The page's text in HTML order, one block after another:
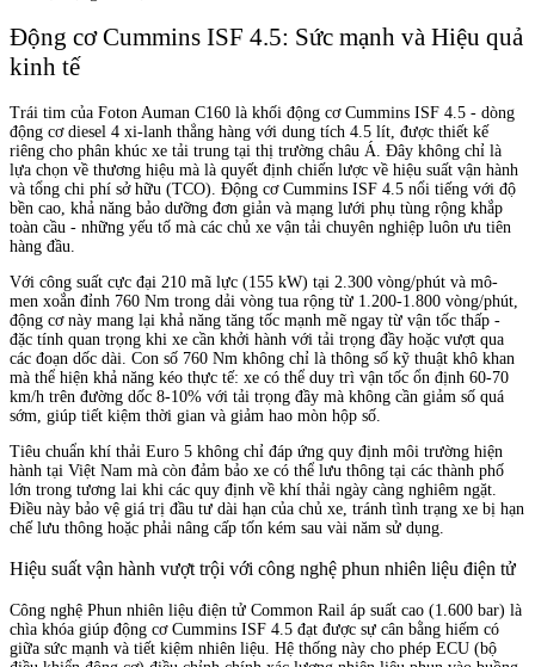
Động cơ Cummins ISF 4.5: Sức mạnh và Hiệu quả
kinh tế
Trái tim của Foton Auman C160 là khối động cơ Cummins ISF 4.5 - dòng
động cơ diesel 4 xi-lanh thẳng hàng với dung tích 4.5 lít, được thiết kế
riêng cho phân khúc xe tải trung tại thị trường châu Á. Đây không chỉ là
lựa chọn về thương hiệu mà là quyết định chiến lược về hiệu suất vận hành
và tổng chi phí sở hữu (TCO). Động cơ Cummins ISF 4.5 nổi tiếng với độ
bền cao, khả năng bảo dưỡng đơn giản và mạng lưới phụ tùng rộng khắp
toàn cầu - những yếu tố mà các chủ xe vận tải chuyên nghiệp luôn ưu tiên
hàng đầu.
Với công suất cực đại 210 mã lực (155 kW) tại 2.300 vòng/phút và mô-
men xoắn đỉnh 760 Nm trong dải vòng tua rộng từ 1.200-1.800 vòng/phút,
động cơ này mang lại khả năng tăng tốc mạnh mẽ ngay từ vận tốc thấp -
đặc tính quan trọng khi xe cần khởi hành với tải trọng đầy hoặc vượt qua
các đoạn dốc dài. Con số 760 Nm không chỉ là thông số kỹ thuật khô khan
mà thể hiện khả năng kéo thực tế: xe có thể duy trì vận tốc ổn định 60-70
km/h trên đường dốc 8-10% với tải trọng đầy mà không cần giảm số quá
sớm, giúp tiết kiệm thời gian và giảm hao mòn hộp số.
Tiêu chuẩn khí thải Euro 5 không chỉ đáp ứng quy định môi trường hiện
hành tại Việt Nam mà còn đảm bảo xe có thể lưu thông tại các thành phố
lớn trong tương lai khi các quy định về khí thải ngày càng nghiêm ngặt.
Điều này bảo vệ giá trị đầu tư dài hạn của chủ xe, tránh tình trạng xe bị hạn
chế lưu thông hoặc phải nâng cấp tốn kém sau vài năm sử dụng.
Hiệu suất vận hành vượt trội với công nghệ phun nhiên liệu điện tử
Công nghệ Phun nhiên liệu điện tử Common Rail áp suất cao (1.600 bar) là
chìa khóa giúp động cơ Cummins ISF 4.5 đạt được sự cân bằng hiếm có
giữa sức mạnh và tiết kiệm nhiên liệu. Hệ thống này cho phép ECU (bộ